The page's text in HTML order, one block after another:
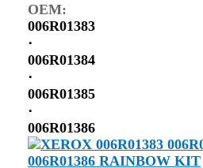
OEM:
006R01383
⋅
006R01384
⋅
006R01385
⋅
006R01386